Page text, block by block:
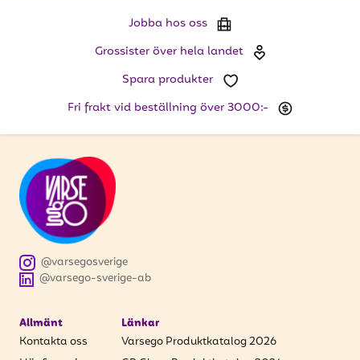
Ange din e-postadress nedan för att ta del av våra
nyheter och erbjudanden.
PRENUMERERA
Jobba hos oss
Grossister över hela landet
Spara produkter
Fri frakt vid beställning över 3000:-
@varsego-sverige-ab
@varsegosverige
Allmänt
Kontakta oss
Länkar
Varsego Produktkatalog 2026